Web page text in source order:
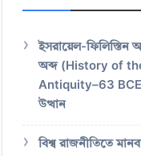
ইসরায়েল-ফিলিস্তিন
অব্দ (History of
Antiquity–63 BCE):
উত্থান
বিশ্ব রাজনীতিতে